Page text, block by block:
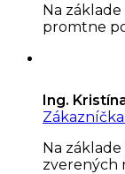
Na
promtne
Ing.
Na
zverených